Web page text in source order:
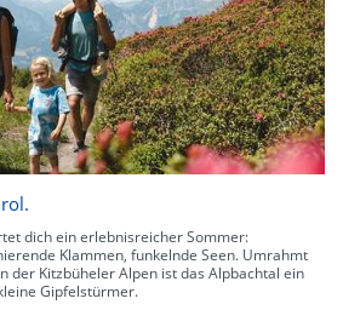
dich ein erlebnisreicher Sommer:
Klammen, funkelnde Seen. Umrahmt
der Kitzbüheler Alpen ist das Alpbachtal ein
Gipfelstürmer.